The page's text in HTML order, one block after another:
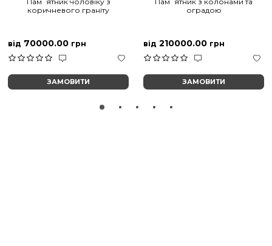
коричневого граніту
від 70000.00 грн
ЗАМОВИТИ
оградою
від 210000.00 грн
ЗАМОВИТИ